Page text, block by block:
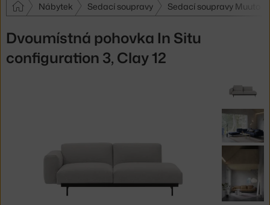
Nábytek Sedací soupravy Sedací soupravy Muuto
Dvoumístná pohovka In Situ
configuration 3, Clay 12